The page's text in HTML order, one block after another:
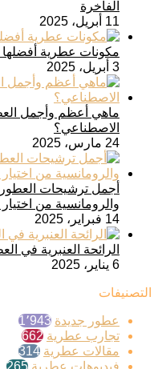
الفاخرة
11 أبريل، 2025
مكونات عطرية
3 أبريل، 2025
ماهي أعظم وأجمل
الاصطناعي؟
24 مارس، 2025
أجمل ترشيحات
والرومانسية من
14 فبراير، 2025
الرائحة العنبرية في
6 يناير، 2025
التصنيفات
عطور جديدة 1٬943
تجارب عطرية 662
مقالات عطرية 314